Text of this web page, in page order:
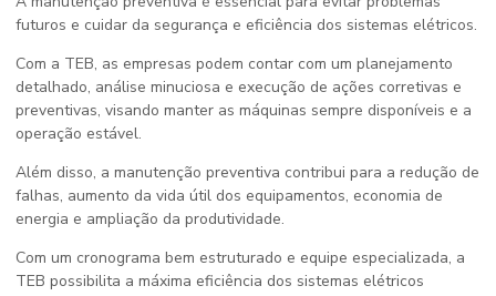
futuros e cuidar da segurança e eficiência dos sistemas elétricos.
Com a TEB, as empresas podem contar com um planejamento
detalhado, análise minuciosa e execução de ações corretivas e
preventivas, visando manter as máquinas sempre disponíveis e a
operação estável.
Além disso, a manutenção preventiva contribui para a redução de
falhas, aumento da vida útil dos equipamentos, economia de
energia e ampliação da produtividade.
Com um cronograma bem estruturado e equipe especializada, a
TEB possibilita a máxima eficiência dos sistemas elétricos